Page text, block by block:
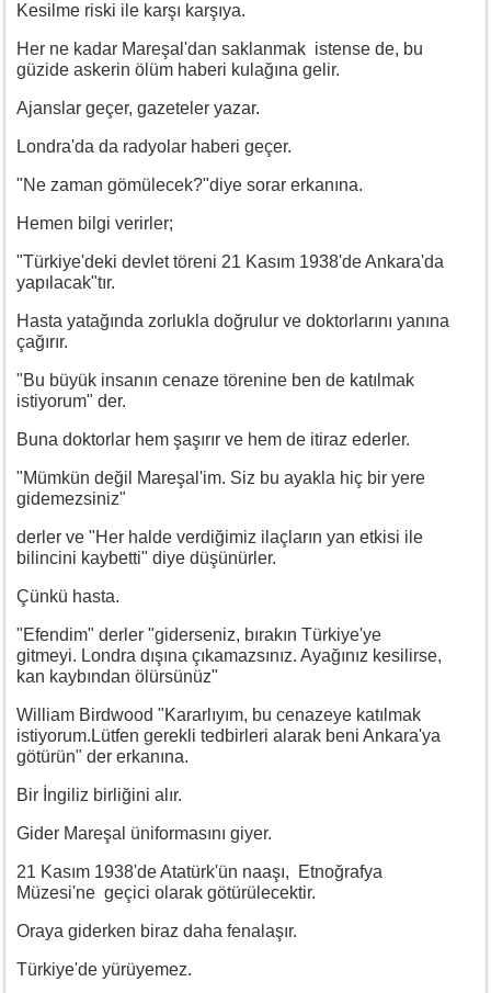
Kesilme riski ile karşı karşıya.
Her ne kadar Mareşal'dan saklanmak istense de, bu
güzide askerin ölüm haberi kulağına gelir.
Ajanslar geçer, gazeteler yazar.
Londra'da da radyolar haberi geçer.
"Ne zaman gömülecek?"diye sorar erkanına.
Hemen bilgi verirler;
"Türkiye'deki devlet töreni 21 Kasım 1938'de Ankara'da
yapılacak"tır.
Hasta yatağında zorlukla doğrulur ve doktorlarını yanına
çağırır.
"Bu büyük insanın cenaze törenine ben de katılmak
istiyorum" der.
Buna doktorlar hem şaşırır ve hem de itiraz ederler.
"Mümkün değil Mareşal'im. Siz bu ayakla hiç bir yere
gidemezsiniz"
derler ve "Her halde verdiğimiz ilaçların yan etkisi ile
bilincini kaybetti" diye düşünürler.
Çünkü hasta.
"Efendim" derler "giderseniz, bırakın Türkiye'ye
gitmeyi. Londra dışına çıkamazsınız. Ayağınız kesilirse,
kan kaybından ölürsünüz"
William Birdwood "Kararlıyım, bu cenazeye katılmak
istiyorum.Lütfen gerekli tedbirleri alarak beni Ankara'ya
götürün" der erkanına.
Bir İngiliz birliğini alır.
Gider Mareşal üniformasını giyer.
21 Kasım 1938'de Atatürk'ün naaşı, Etnoğrafya
Müzesi'ne geçici olarak götürülecektir.
Oraya giderken biraz daha fenalaşır.
Türkiye'de yürüyemez.